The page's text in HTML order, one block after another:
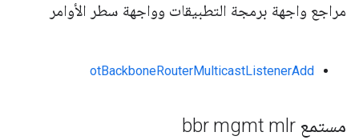
مراجع واجهة برمجة التطبيقات وواجهة سطر الأوامر
otBackboneRouterMulticastListenerAdd
مستمع bbr mgmt mlr